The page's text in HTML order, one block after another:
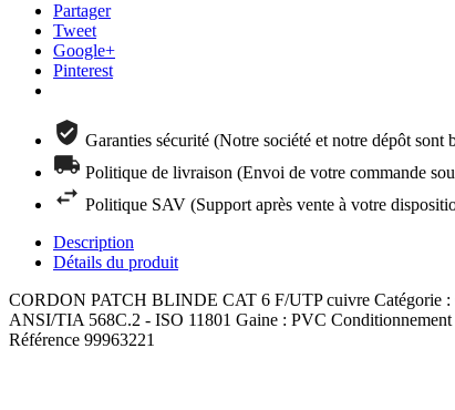
Partager
Tweet
Google+
Pinterest
Garanties sécurité (Notre société et notre dépôt sont
Politique de livraison (Envoi de votre commande
Politique SAV (Support après vente à votre
Description
Détails du produit
CORDON PATCH BLINDE CAT 6 F/UTP cuivre Catégorie :
ANSI/TIA 568C.2 - ISO 11801 Gaine : PVC Conditionnement
Référence 99963221